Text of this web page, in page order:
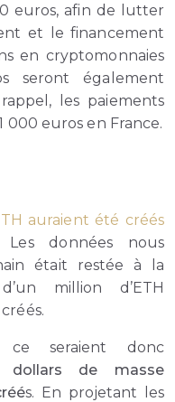
euros, afin de lutter
et le financement
en cryptomonnaies
seront également
les paiements
000 euros en France.
auraient été créés
Les données nous
était restée à la
million d’ETH
seraient donc
dollars de masse
s. En projetant les